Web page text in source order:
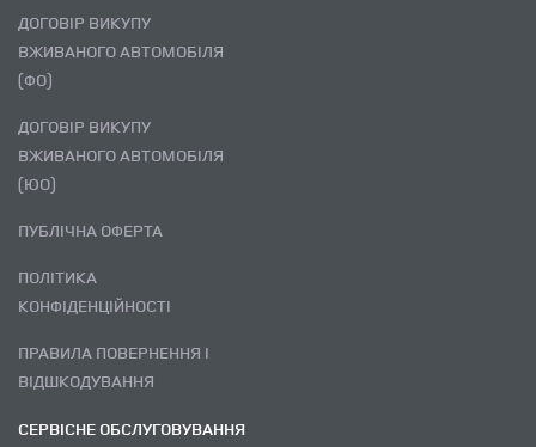
ДОГОВІР ВИКУПУ
ВЖИВАНОГО АВТОМОБІЛЯ
(ФО)
ДОГОВІР ВИКУПУ
ВЖИВАНОГО АВТОМОБІЛЯ
(ЮО)
ПУБЛІЧНА ОФЕРТА
ПОЛІТИКА
КОНФІДЕНЦІЙНОСТІ
ПРАВИЛА ПОВЕРНЕННЯ І
ВІДШКОДУВАННЯ
СЕРВІСНЕ ОБСЛУГОВУВАННЯ